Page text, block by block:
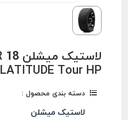
LATITUDE Tour HP
دسته بندی محصول :
لاستیک میشلن